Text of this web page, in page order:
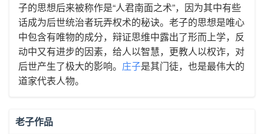
子的思想后来被称作是“人君南面之术”，因为其中有些
话成为后世统治者玩弄权术的秘诀。老子的思想是唯心
中包含有唯物的成分，辩证思维中露出了形而上学，反
动中又有进步的因素，给人以智慧，更教人以权诈，对
后世产生了极大的影响。 庄子是其门徒，也是最伟大的
道家代表人物。
老子作品